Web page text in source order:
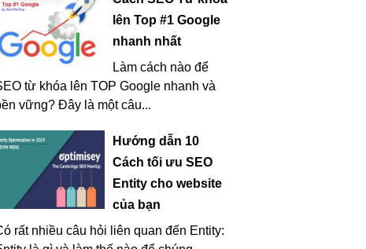
lên Top #1 Google
nhanh nhất
Làm cách nào để
từ khóa lên TOP Google nhanh và
vững? Đây là một câu...
Hướng dẫn 10
Cách tối ưu SEO
Entity cho website
của bạn
rất nhiều câu hỏi liên quan đến Entity: